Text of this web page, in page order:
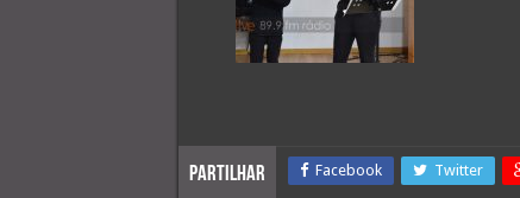
Partilhar Facebook Twitter